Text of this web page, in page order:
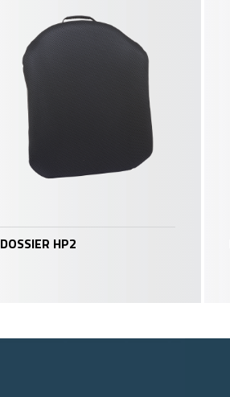
DOSSIER HP2